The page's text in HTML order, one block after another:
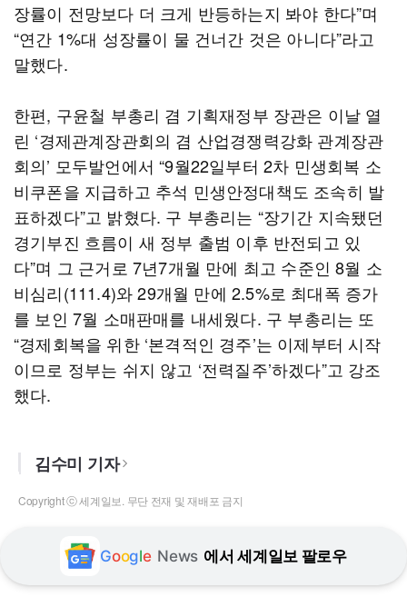
장률이 전망보다 더 크게 반등하는지 봐야 한다”며
“연간 1%대 성장률이 물 건너간 것은 아니다”라고
말했다.
한편, 구윤철 부총리 겸 기획재정부 장관은 이날 열
린 ‘경제관계장관회의 겸 산업경쟁력강화 관계장관
회의’ 모두발언에서 “9월22일부터 2차 민생회복 소
비쿠폰을 지급하고 추석 민생안정대책도 조속히 발
표하겠다”고 밝혔다. 구 부총리는 “장기간 지속됐던
경기부진 흐름이 새 정부 출범 이후 반전되고 있
다”며 그 근거로 7년7개월 만에 최고 수준인 8월 소
비심리(111.4)와 29개월 만에 2.5%로 최대폭 증가
를 보인 7월 소매판매를 내세웠다. 구 부총리는 또
“경제회복을 위한 ‘본격적인 경주’는 이제부터 시작
이므로 정부는 쉬지 않고 ‘전력질주’하겠다”고 강조
했다.
김수미 기자
Copyright ⓒ 세계일보. 무단 전재 및 재배포 금지
Google News 에서 세계일보 팔로우